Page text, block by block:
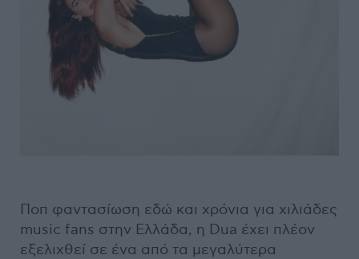
Ποπ φαντασίωση εδώ και χρόνια για χιλιάδες
music fans στην Ελλάδα, η Dua έχει πλέον
εξελιχθεί σε ένα από τα μεγαλύτερα